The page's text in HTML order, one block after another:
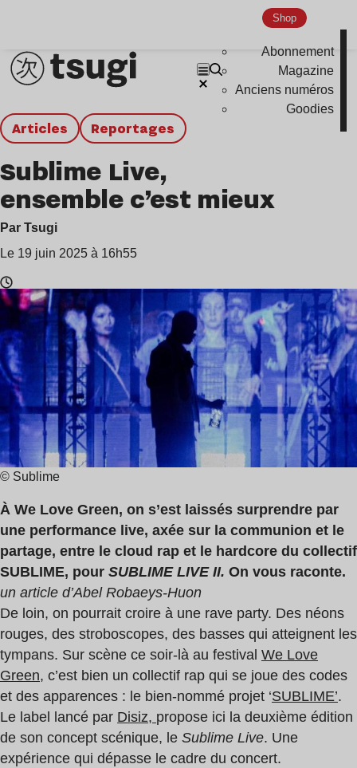
Shop
Abonnement
Magazine
Anciens numéros
Goodies
Articles Reportages
Sublime Live,
ensemble c’est mieux
Par Tsugi
Le 19 juin 2025 à 16h55
Temps
lecture
3
min
© Sublime
À We Love Green, on s’est laissés surprendre par
une performance live, axée sur la communion et le
partage, entre le cloud rap et le hardcore du collectif
SUBLIME, pour SUBLIME LIVE II. On vous raconte.
un article d’Abel Robaeys-Huon
De loin, on pourrait croire à une rave party. Des néons
rouges, des stroboscopes, des basses qui atteignent les
tympans. Sur scène ce soir-là au festival We Love
Green, c’est bien un collectif rap qui se joue des codes
et des apparences : le bien-nommé projet ‘SUBLIME’.
Le label lancé par Disiz, propose ici la deuxième édition
de son concept scénique, le Sublime Live. Une
expérience qui dépasse le cadre du concert.